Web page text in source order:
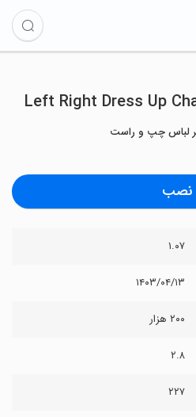
Left Right Dress Up
لباس چپ و راست
نصب
۱.۰۷
۱۴۰۳/۰۴/۱۳
۲۰۰ هزار
۲.۸
۲۲۷